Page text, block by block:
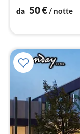
da 50€/ notte